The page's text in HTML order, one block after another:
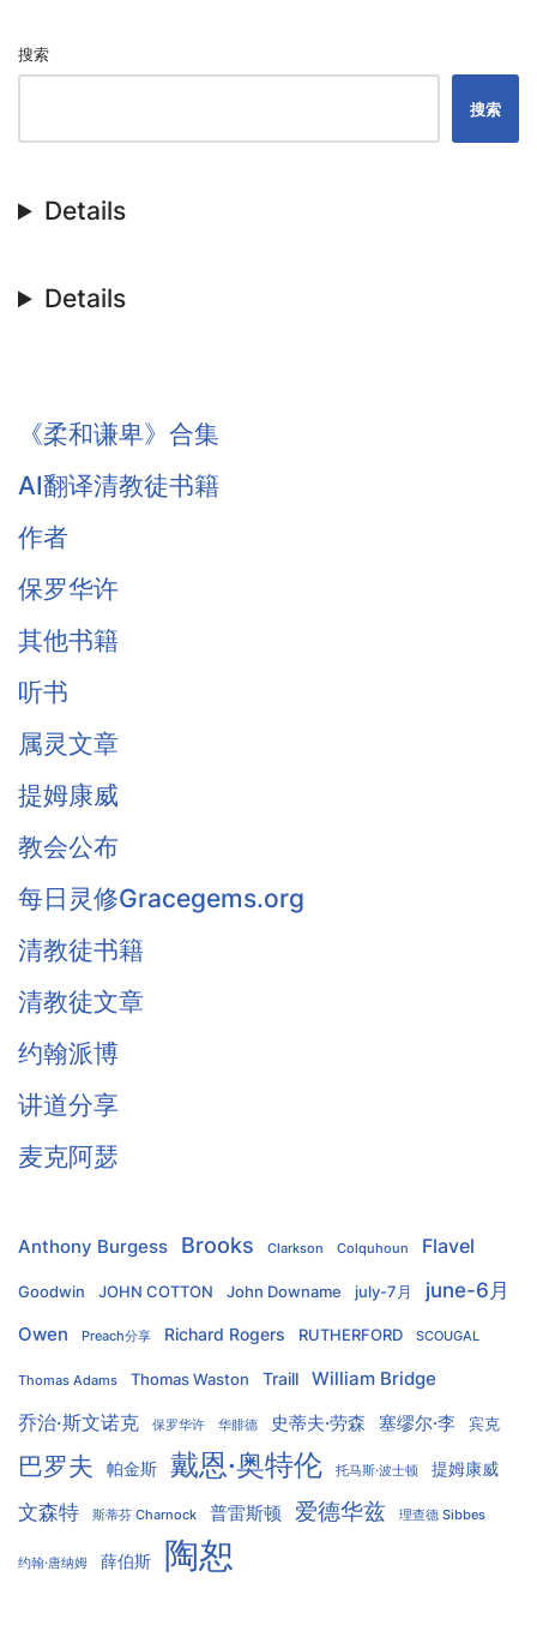
搜索
搜索
Details
Details
《柔和谦卑》合集
AI翻译清教徒书籍
作者
保罗华许
其他书籍
听书
属灵文章
提姆康威
教会公布
每日灵修Gracegems.org
清教徒书籍
清教徒文章
约翰派博
讲道分享
麦克阿瑟
Anthony Burgess Brooks Clarkson Colquhoun Flavel
Goodwin JOHN COTTON John Downame july-7月 june-6月
Owen Preach分享 Richard Rogers RUTHERFORD SCOUGAL
Thomas Adams Thomas Waston Traill William Bridge
乔治·斯文诺克 保罗华许 华腓德 史蒂夫·劳森 塞缪尔·李 宾克
巴罗夫 帕金斯 戴恩·奥特伦 托马斯·波士顿 提姆康威
文森特 斯蒂芬 Charnock 普雷斯顿 爱德华兹 理查德 Sibbes
约翰·唐纳姆 薛伯斯 陶恕